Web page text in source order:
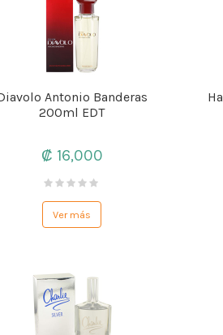
Antonio Banderas
200ml EDT
₡ 16,000
Ver más